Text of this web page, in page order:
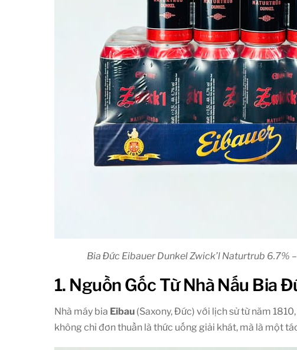
Bia Đức Eibauer Dunkel Zwick’l Naturtrub 6.7%
1. Nguồn Gốc Từ Nhà Nấu Bia
Nhà máy bia Eibau (Saxony, Đức) với lịch sử từ năm
không chỉ đơn thuần là thức uống giải khát, mà là một